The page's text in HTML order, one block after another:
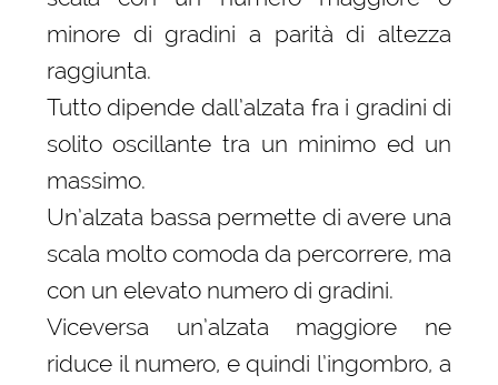
minore di gradini a parità di altezza
raggiunta.
Tutto dipende dall’alzata fra i gradini di
solito oscillante tra un minimo ed un
massimo.
Un’alzata bassa permette di avere una
scala molto comoda da percorrere, ma
con un elevato numero di gradini.
Viceversa un’alzata maggiore ne
riduce il numero, e quindi l’ingombro, a